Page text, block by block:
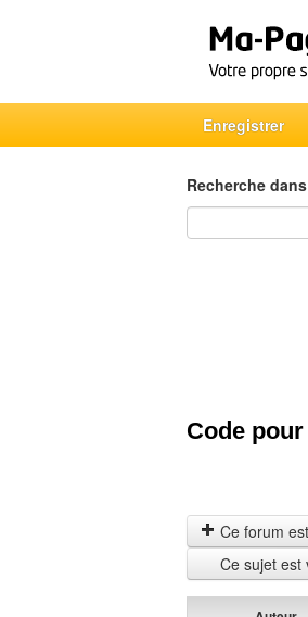
Enregistrer
Recherche
Recherche dans
Code
Ce forum
Ce sujet est